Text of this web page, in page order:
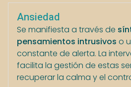
Ansiedad
Se manifiesta a través de
pensamientos intrusivos o
constante de alerta. La
facilita la gestión de estas
recuperar la calma y el